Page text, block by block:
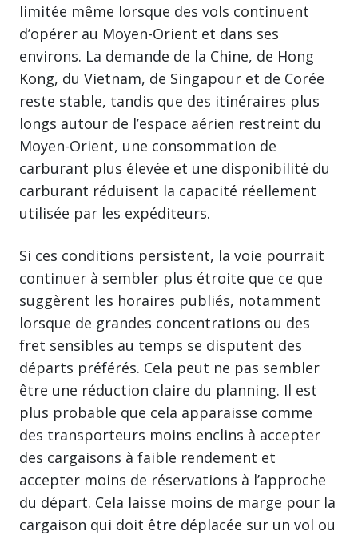
limitée même lorsque des vols continuent
d’opérer au Moyen-Orient et dans ses
environs. La demande de la Chine, de Hong
Kong, du Vietnam, de Singapour et de Corée
reste stable, tandis que des itinéraires plus
longs autour de l’espace aérien restreint du
Moyen-Orient, une consommation de
carburant plus élevée et une disponibilité du
carburant réduisent la capacité réellement
utilisée par les expéditeurs.
Si ces conditions persistent, la voie pourrait
continuer à sembler plus étroite que ce que
suggèrent les horaires publiés, notamment
lorsque de grandes concentrations ou des
fret sensibles au temps se disputent des
départs préférés. Cela peut ne pas sembler
être une réduction claire du planning. Il est
plus probable que cela apparaisse comme
des transporteurs moins enclins à accepter
des cargaisons à faible rendement et
accepter moins de réservations à l’approche
du départ. Cela laisse moins de marge pour la
cargaison qui doit être déplacée sur un vol ou